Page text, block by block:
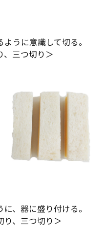
うに意識して切る。
、三つ切り＞
、器に盛り付ける。
り、三つ切り＞